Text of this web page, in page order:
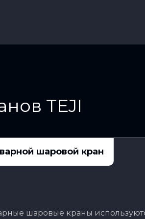
TEJI
шаровой кран
шаровые краны